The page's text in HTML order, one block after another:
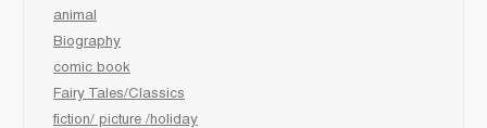
animal
Biography
comic book
Fairy Tales/Classics
fiction/ picture /holiday